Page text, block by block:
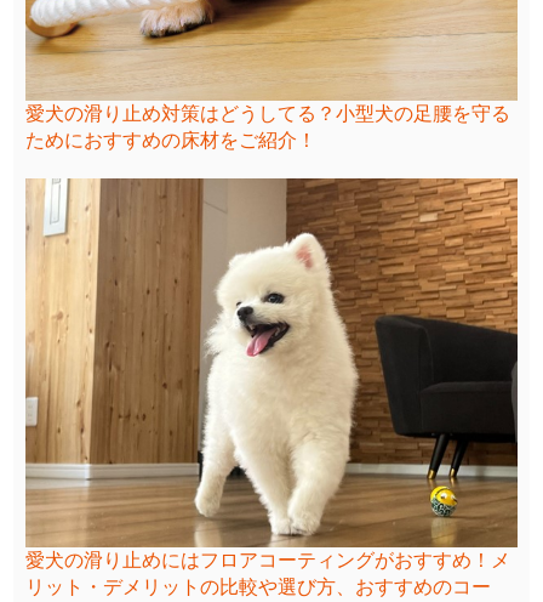
愛犬の滑り止め対策はどうしてる？小型犬の足腰を守る
ためにおすすめの床材をご紹介！
愛犬の滑り止めにはフロアコーティングがおすすめ！メ
リット・デメリットの比較や選び方、おすすめのコー